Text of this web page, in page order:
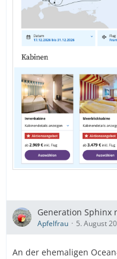
Generation Sphinx
Apfelfrau 5. August
An der ehemaligen